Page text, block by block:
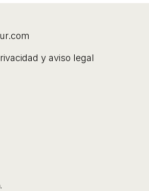
y aviso legal